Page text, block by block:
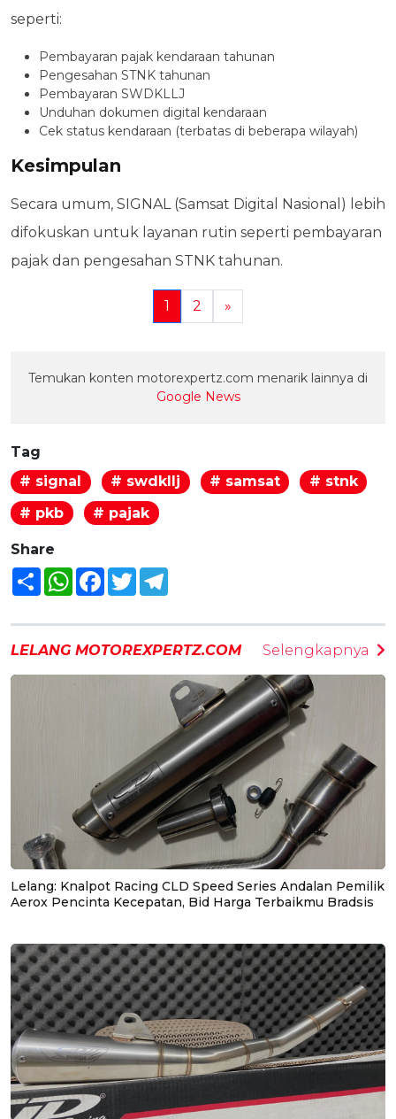
seperti:
Pembayaran pajak kendaraan tahunan
Pengesahan STNK tahunan
Pembayaran SWDKLLJ
Unduhan dokumen digital kendaraan
Cek status kendaraan (terbatas di beberapa wilayah)
Kesimpulan
Secara umum, SIGNAL (Samsat Digital Nasional) lebih
difokuskan untuk layanan rutin seperti pembayaran
pajak dan pengesahan STNK tahunan.
1 2 »
Temukan konten motorexpertz.com menarik lainnya di
Google News
Tag
# signal
# swdkllj # samsat
# stnk
# pkb
# pajak
Share
Share WhatsAppFacebook
Twitter
LELANG MOTOREXPERTZ.COM Selengkapnya
Lelang: Knalpot Racing CLD Speed Series Andalan Pemilik
Aerox Pencinta Kecepatan, Bid Harga Terbaikmu Bradsis